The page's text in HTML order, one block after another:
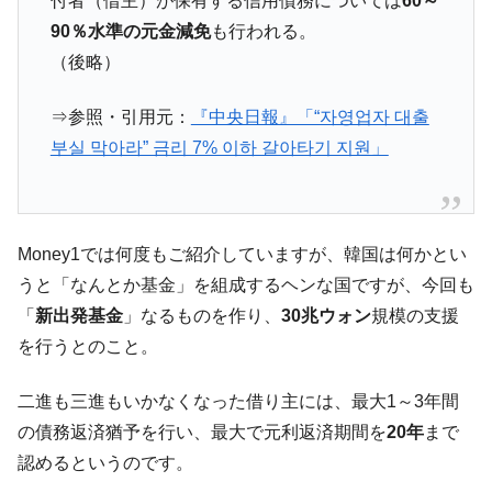
90％水準の元金減免も行われる。
（後略）
⇒参照・引用元：
『中央日報』「“자영업자 대출
부실 막아라” 금리 7% 이하 갈아타기 지원」
Money1では何度もご紹介していますが、韓国は何かとい
うと「なんとか基金」を組成するヘンな国ですが、今回も
「 新出発基金 」なるものを作り、 30兆ウォン規模の支援
を行うとのこと。
二進も三進もいかなくなった借り主には、最大1～3年間
の債務返済猶予を行い、最大で元利返済期間を20年まで
認めるというのです。